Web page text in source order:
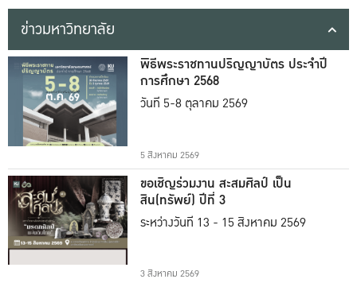
ข่าวมหาวิทยาลัย
พิธีพระราชทานปริญญาบัตร ประจำปี
การศึกษา 2568
วันที่ 5-8 ตุลาคม 2569
5 สิงหาคม 2569
ขอเชิญร่วมงาน สะสมศิลป์ เป็น
สิน(ทรัพย์) ปีที่ 3
ระหว่างวันที่ 13 - 15 สิงหาคม 2569
3 สิงหาคม 2569